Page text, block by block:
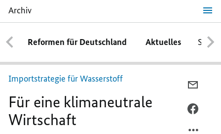
Archiv
Für
eine
klimaneutrale
Wirtschaft
Reformen für Deutschland Aktuelles
Importstrategie für Wasserstoff
Für eine klimaneutrale
Wirtschaft